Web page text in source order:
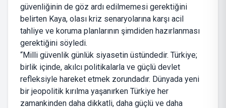
güvenliğinin de göz ardı edilmemesi gerektiğini
belirten Kaya, olası kriz senaryolarına karşı acil
tahliye ve koruma planlarının şimdiden hazırlanması
gerektiğini söyledi.
“Milli güvenlik günlük siyasetin üstündedir. Türkiye;
birlik içinde, akılcı politikalarla ve güçlü devlet
refleksiyle hareket etmek zorundadır. Dünyada yeni
bir jeopolitik kırılma yaşanırken Türkiye her
zamankinden daha dikkatli, daha güçlü ve daha